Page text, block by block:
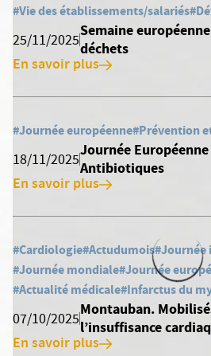
#Vie des établissements/salariés
25/11/2025
Semaine
déchets
En savoir plus
#Journée européenne#Prévention
18/11/2025
Journée
Antibiotiques
En savoir plus
#Cardiologie#Actudumois
#Journée mondiale#Journée
#Actualité médicale#Infarctus du
07/10/2025
Montauban.
l’insuffisance
En savoir plus